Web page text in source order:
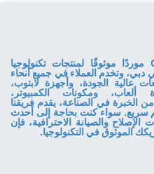
تُعَدّ 01 Computer Trading LLC موردًا موثوقًا لمنتجات تكنولوجيا
تأسست في عام 2001 في دبي، وتخدم العملاء في جميع أنحاء
عالية الجودة، وأجهزة لابتوب،
ألعاب، ومكونات الكمبيوتر،
مع أكثر من 25 عامًا من الخبرة في الصناعة، يقدم فريقنا
سريع. سواء كنت بحاجة إلى أحدث
والصيانة الاحترافية، فإن